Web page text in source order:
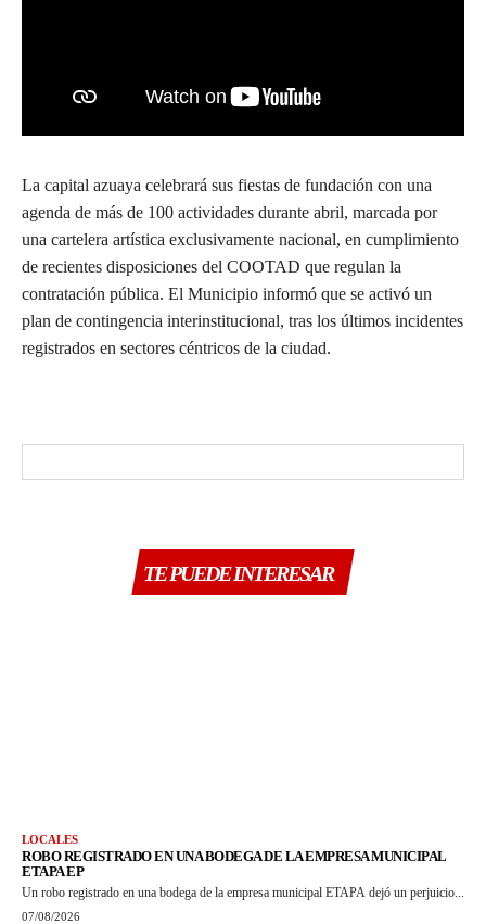
La capital azuaya celebrará sus fiestas de fundación con una
agenda de más de 100 actividades durante abril, marcada por
una cartelera artística exclusivamente nacional, en cumplimiento
de recientes disposiciones del COOTAD que regulan la
contratación pública. El Municipio informó que se activó un
plan de contingencia interinstitucional, tras los últimos incidentes
registrados en sectores céntricos de la ciudad.
TE PUEDE INTERESAR
LOCALES
ROBO REGISTRADO EN UNA BODEGA DE LA EMPRESA MUNICIPAL
ETAPA EP
Un robo registrado en una bodega de la empresa municipal ETAPA dejó un perjuicio...
07/08/2026